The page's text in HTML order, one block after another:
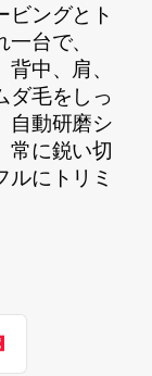
ビングとト
台で、
中、肩、
ダ毛をしっ
自動研磨シ
常に鋭い切
にトリミ